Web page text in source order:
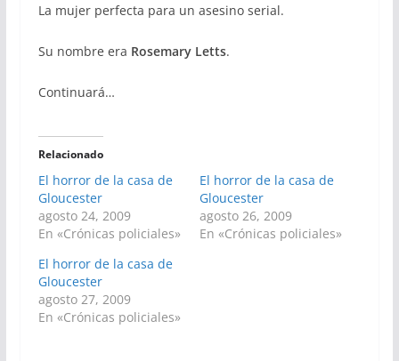
La mujer perfecta para un asesino serial.
Su nombre era Rosemary Letts.
Continuará…
Relacionado
El horror de la casa de
Gloucester
agosto 24, 2009
En «Crónicas policiales»
El horror de la casa de
Gloucester
agosto 26, 2009
En «Crónicas policiales»
El horror de la casa de
Gloucester
agosto 27, 2009
En «Crónicas policiales»